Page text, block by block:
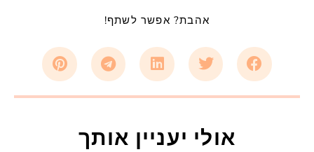
אהבת? אפשר לשתף!
אולי יעניין אותך